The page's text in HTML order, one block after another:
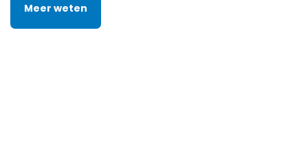
Meer weten